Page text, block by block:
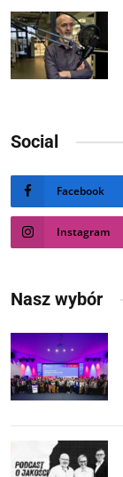
Social
Facebook
Instagram
Nasz wybór